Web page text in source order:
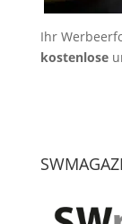
Ihr
kostenlose